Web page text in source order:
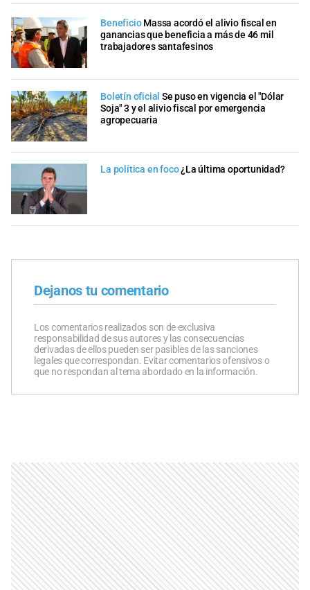
BeneficioMassa acordó el alivio fiscal en
ganancias que beneficia a más de 46 mil
trabajadores santafesinos
Boletín oficial Se puso en vigencia el "Dólar
Soja" 3 y el alivio fiscal por emergencia
agropecuaria
La política en foco¿La última oportunidad?
Dejanos tu comentario
Los comentarios realizados son de exclusiva
responsabilidad de sus autores y las consecuencias
derivadas de ellos pueden ser pasibles de las sanciones
legales que correspondan. Evitar comentarios ofensivos o
que no respondan al tema abordado en la información.